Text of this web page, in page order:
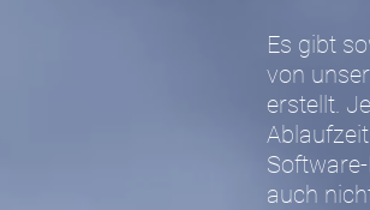
Es gibt
von
erstellt.
auch